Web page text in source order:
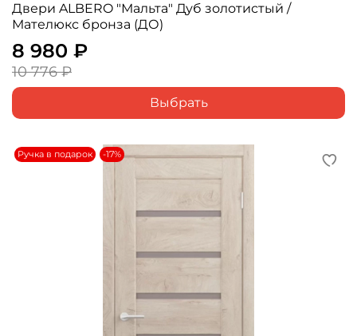
Двери ALBERO "Мальта" Дуб золотистый /
Мателюкс бронза (ДО)
8 980 ₽
10 776 ₽
Выбрать
Ручка в подарок -17%